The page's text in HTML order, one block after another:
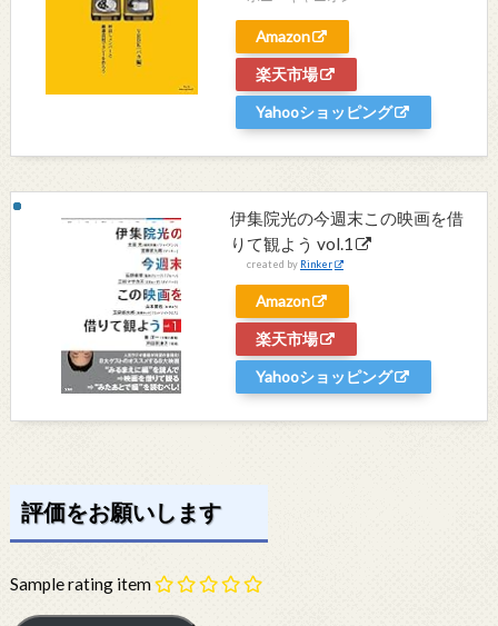
Amazon
楽天市場
Yahooショッピング
伊集院光の今週末この映画を借
りて観よう vol.1
created by Rinker
Amazon
楽天市場
Yahooショッピング
評価をお願いします
Sample rating item